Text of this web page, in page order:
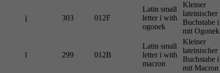
į 303 012F
Latin small
letter i with
ogonek
Kleiner
lateinischer
Buchstabe i
mit Ogonek
ī 299 012B
Latin small
letter i with
macron
Kleiner
lateinischer
Buchstabe i
mit Macron